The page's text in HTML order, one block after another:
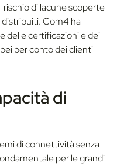
di lacune scoperte
Com4 ha
delle certificazioni e dei
per conto dei clienti
di
di connettività senza
per le grandi